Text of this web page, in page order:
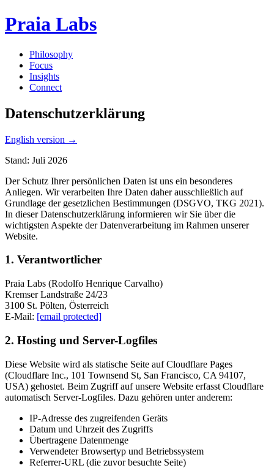
Praia Labs
Philosophy
Focus
Insights
Connect
Datenschutzerklärung
English version →
Stand: Juli 2026
Der Schutz Ihrer persönlichen Daten ist uns ein besonderes
Anliegen. Wir verarbeiten Ihre Daten daher ausschließlich auf
Grundlage der gesetzlichen Bestimmungen (DSGVO, TKG 2021).
In dieser Datenschutzerklärung informieren wir Sie über die
wichtigsten Aspekte der Datenverarbeitung im Rahmen unserer
Website.
1. Verantwortlicher
Praia Labs (Rodolfo Henrique Carvalho)
Kremser Landstraße 24/23
3100 St. Pölten, Österreich
E-Mail: [email protected]
2. Hosting und Server-Logfiles
Diese Website wird als statische Seite auf Cloudflare Pages
(Cloudflare Inc., 101 Townsend St, San Francisco, CA 94107,
USA) gehostet. Beim Zugriff auf unsere Website erfasst Cloudflare
automatisch Server-Logfiles. Dazu gehören unter anderem:
IP-Adresse des zugreifenden Geräts
Datum und Uhrzeit des Zugriffs
Übertragene Datenmenge
Verwendeter Browsertyp und Betriebssystem
Referrer-URL (die zuvor besuchte Seite)